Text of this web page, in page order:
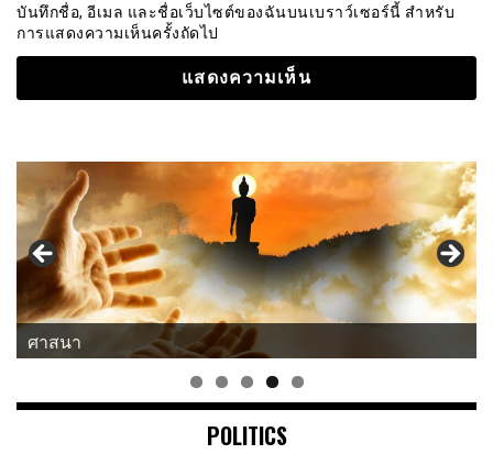
บันทึกชื่อ, อีเมล และชื่อเว็บไซต์ของฉันบนเบราว์เซอร์นี้ สำหรับ
การแสดงความเห็นครั้งถัดไป
ศาสนา
แนวคิด-คำคม
POLITICS